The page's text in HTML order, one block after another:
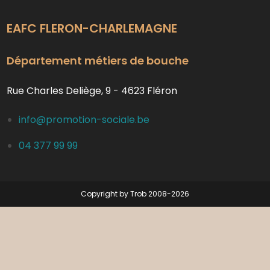
EAFC FLERON-CHARLEMAGNE
Département métiers de bouche
Rue Charles Deliège, 9 - 4623 Fléron
info@promotion-sociale.be
04 377 99 99
Copyright by Trob 2008-2026